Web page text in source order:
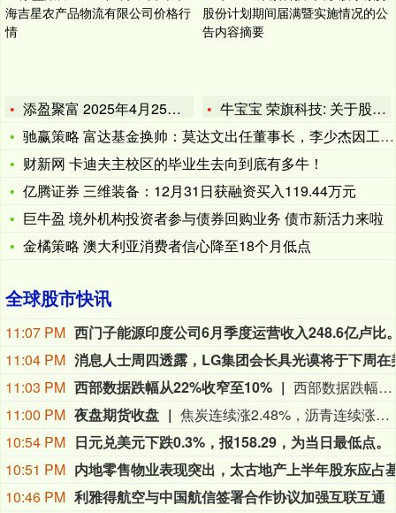
添盈聚富 2025年4月25日蚌埠海吉星农产品物流有限公司价
牛宝宝 荣旗科技: 关于股东减持股份计划期间届满暨实施情况的
驰赢策略 富达基金换帅：莫达文出任董事长，李少杰因工作调整离
财新网 卡迪夫主校区的毕业生去向到底有多牛！
亿腾证券 三维装备：12月31日获融资买入119.44万元
巨牛盈 境外机构投资者参与债券回购业务 债市新活力来啦
金橘策略 澳大利亚消费者信心降至18个月低点
全球股市快讯
11:07 PM
11:04 PM
11:03 PM 西部数据跌幅从22%收窄至10%
西部数据跌幅收窄至10%，盘初一度大跌超22%。周三美股盘后，美国存储龙头西部数据公布了截止7月3日的2026财年第四季度财报。受存储产品需求持续旺盛推动，公司当季营收、利润双双超预期，净利润同比增长逾12倍。财报显示，西部数据第四财季营收为37.5亿美元，同比增长44%，市场预期为36.92亿美元，上年同期为26.05亿美元。
11:00 PM 夜盘期货收盘
焦炭连续涨2.48%，沥青连续涨2.26%，乙二醇连续涨1.92%，豆一连续涨1.76%，PTA连续涨1.55%。
10:54 PM 日元兑美元下跌0.3%，报158.29，为当日最低点。
10:51 PM
10:46 PM 利雅得航空与中国航信签署合作协议加强互联互通